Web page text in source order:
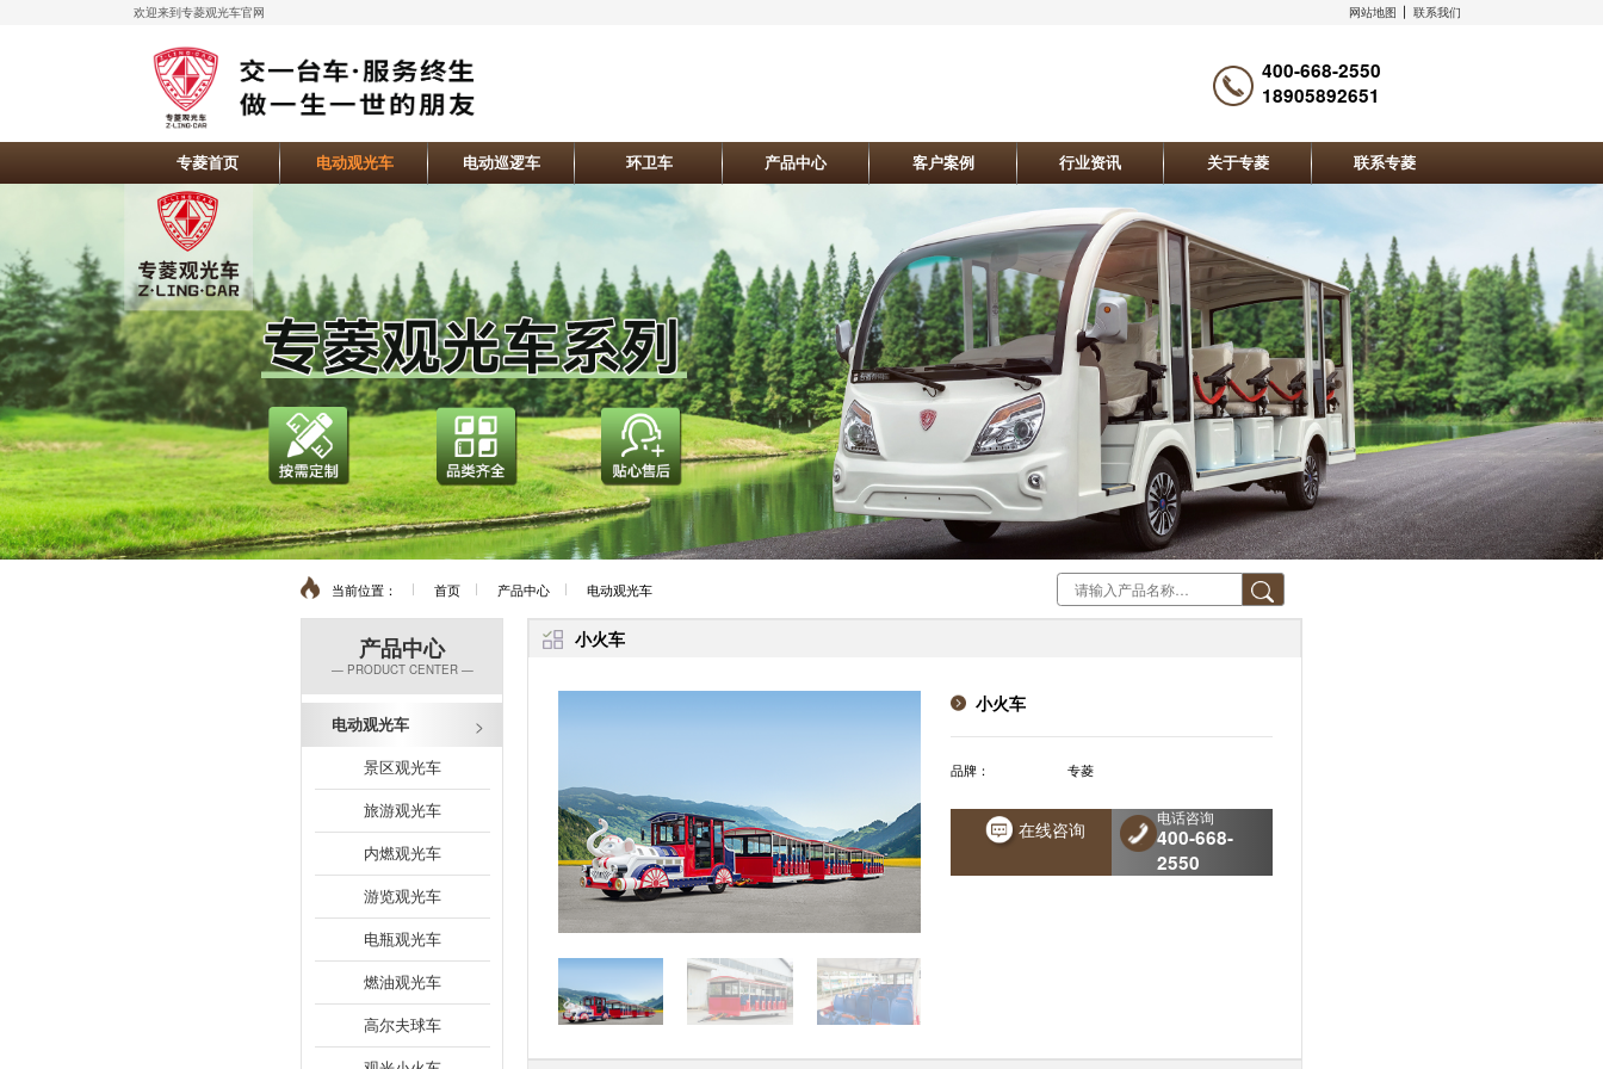
欢迎来到专菱观光车官网 网站地图 联系我们
400-668-2550
18905892651
专菱首页 电动观光车 电动巡逻车 环卫车 产品中心 客户案例 行业资讯 关于专菱 联系专菱
当前位置： 首页 产品中心 电动观光车
产品中心
— PRODUCT CENTER —
电动观光车
景区观光车
旅游观光车
内燃观光车
游览观光车
电瓶观光车
燃油观光车
高尔夫球车
小火车
小火车
品牌： 专菱
在线咨询
电话咨询
400-668-
2550